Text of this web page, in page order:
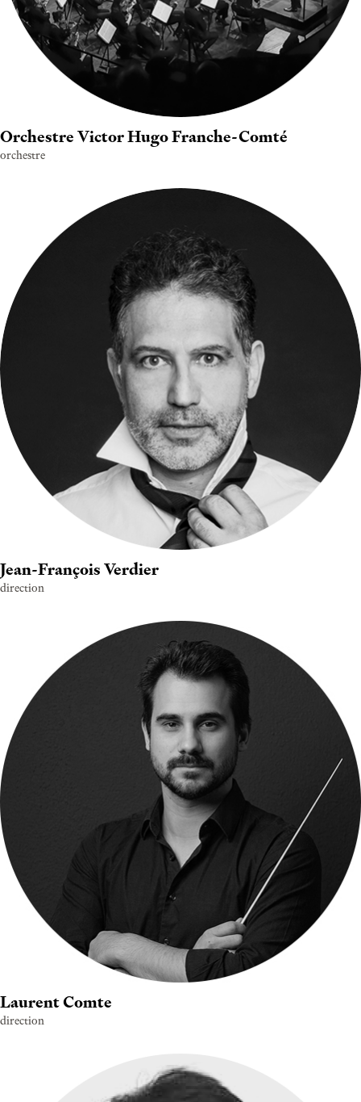
Orchestre Victor Hugo Franche-Comté
orchestre
Jean-François Verdier
direction
Laurent Comte
direction